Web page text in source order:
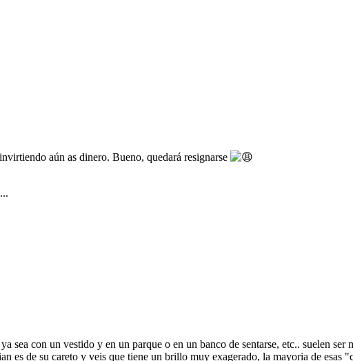
aún as dinero. Bueno, quedará resignarse
sea con un vestido y en un parque o en un banco de sentarse, etc.. suelen ser
es de su careto y veis que tiene un brillo muy exagerado, la mayoria de esas